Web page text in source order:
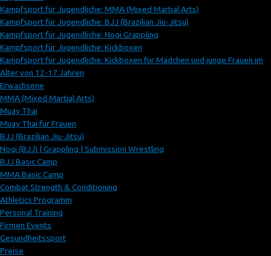
Kampfsport für Jugendliche: MMA (Mixed Martial Arts)
Kampfsport für Jugendliche: BJJ (Brazilian Jiu-Jitsu)
Kampfsport für Jugendliche: Nogi Grappling
Kampfsport für Jugendliche: Kickboxen
Kampfsport für Jugendliche: Kickboxen für Mädchen und junge Frauen im
Alter von 12-17 Jahren
Erwachsene
MMA (Mixed Martial Arts)
Muay Thai
Muay Thai für Frauen
BJJ (Brazilian Jiu-Jitsu)
Nogi (BJJ) | Grappling | Submission Wrestling
BJJ Basic Camp
MMA Basic Camp
Combat Strength & Conditioning
Athletics Programm
Personal Training
Firmen Events
Gesundheitssport
Preise